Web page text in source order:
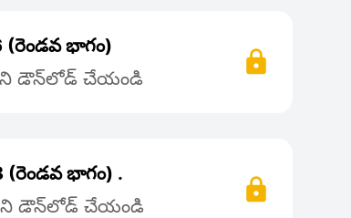
(రెండవ భాగం)
డౌన్‌లోడ్ చేయండి
(రెండవ భాగం) .
డౌన్‌లోడ్ చేయండి